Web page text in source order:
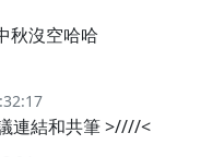
秋沒空哈哈
連結和共筆 >////<